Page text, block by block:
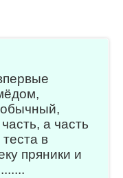
а часть
в
пряники и